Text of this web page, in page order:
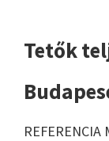
Tetők